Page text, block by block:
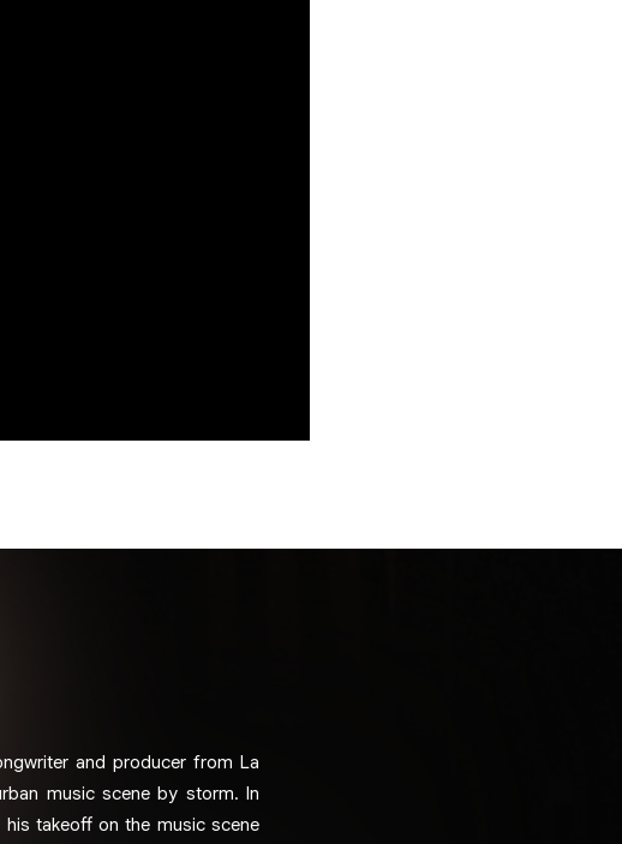
and producer from La
music scene by storm. In
his takeoff on the music scene